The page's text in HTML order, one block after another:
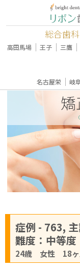
総合歯
高田馬場 ｜ 王子 ｜ 三鷹 ｜
名古屋栄 ｜ 岐
症例 - 763,
難度：中等度
24歳 女性 18ヶ